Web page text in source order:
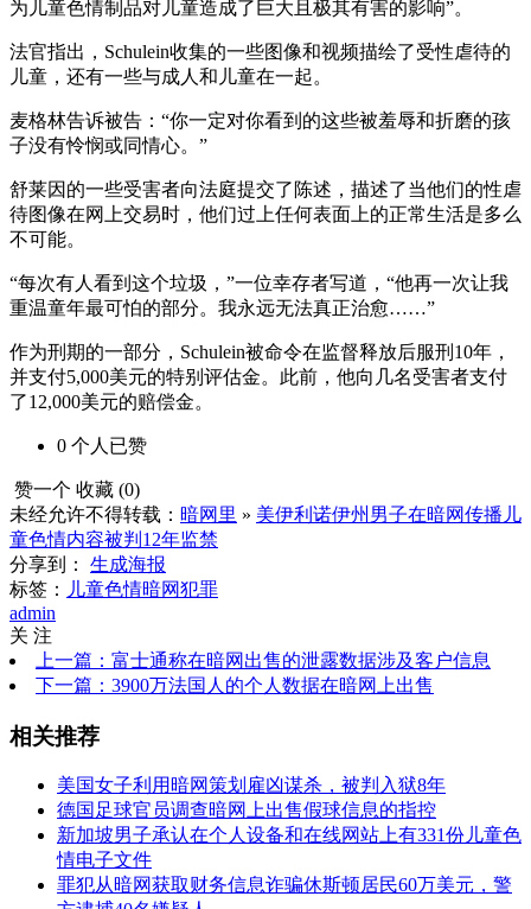
为儿童色情制品对儿童造成了巨大且极其有害的影响”。
法官指出，Schulein收集的一些图像和视频描绘了受性虐待的
儿童，还有一些与成人和儿童在一起。
麦格林告诉被告：“你一定对你看到的这些被羞辱和折磨的孩
子没有怜悯或同情心。”
舒莱因的一些受害者向法庭提交了陈述，描述了当他们的性虐
待图像在网上交易时，他们过上任何表面上的正常生活是多么
不可能。
“每次有人看到这个垃圾，”一位幸存者写道，“他再一次让我
重温童年最可怕的部分。我永远无法真正治愈……”
作为刑期的一部分，Schulein被命令在监督释放后服刑10年，
并支付5,000美元的特别评估金。此前，他向几名受害者支付
了12,000美元的赔偿金。
0 个人 已赞
赞一个 收藏 (0)
未经允许不得转载： 暗网里 » 美伊利诺伊州男子在暗网传播儿
童色情内容被判12年监禁
分享到：
生成海报
标签：
儿童色情暗网犯罪
admin
关 注
上一篇：富士通称在暗网出售的泄露数据涉及客户信息
下一篇：3900万法国人的个人数据在暗网上出售
相关推荐
美国女子利用暗网策划雇凶谋杀，被判入狱8年
德国足球官员调查暗网上出售假球信息的指控
新加坡男子承认在个人设备和在线网站上有331份儿童色
情电子文件
罪犯从暗网获取财务信息诈骗休斯顿居民60万美元，警